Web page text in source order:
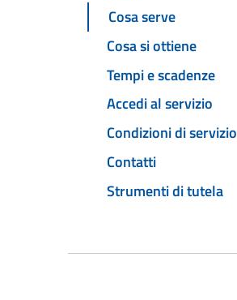
Cosa serve
Cosa si ottiene
Tempi e scadenze
Accedi al servizio
Condizioni di servizio
Contatti
Strumenti di tutela